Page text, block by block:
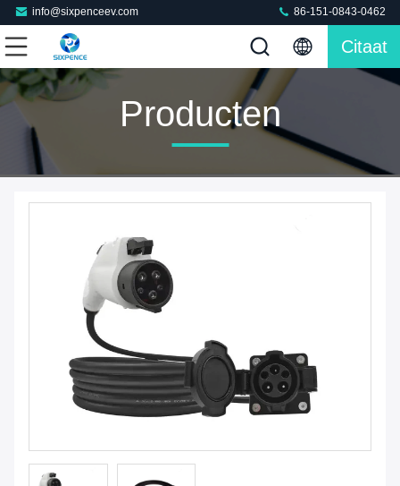
info@sixpenceev.com 86-151-0843-0462
Citaat
Producten